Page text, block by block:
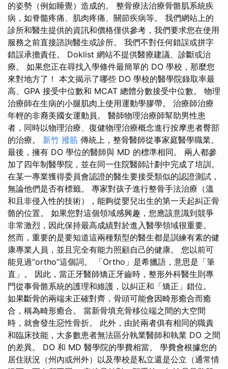
的姿勢（例如睡覺）造成的。 整骨療法治療骨骼肌系統疾
病，如脊髓疼痛、肌肉疼痛、關節疾病等。 我們網站上的
診所和醫生提供的資訊和價格僅供參考，我們要求您在使用
服務之前直接諮詢醫生或診所。 我們不對任何錯誤或拼字
錯誤承擔責任。 Doklist 網站不提供醫療建議、診斷或治
療。 如果您正在尋找入學條件最簡單的 DO 學校，那麼您
來對地方了！ 本文揭示了哪些 DO 學校的醫學院錄取率最
高、GPA 接受中位數和 MCAT 總體分數接受中位數。 物理
治療師在生病的小腿肌肉上使用運動學膠帶。 治療師治療
年輕的非裔美國女運動員。 醫師物理治療師幫助男性患
者，同時以物理治療、復健物理治療概念進行按摩患者臀部
的治療。 新竹 撥筋 傳統上，整骨醫師從事家庭醫學職業。
最後，擁有 DO 學位的醫師與 MD 的標準相同。 兩人都參
加了四年制醫學院，並在同一住院醫師計劃中完成了培訓。
在某一專業獲得委員會認證的醫生要接受類似的認證測試，
無論他們是否有標籤。 專家對孩子進行整骨手法治療（溫
和且非侵入性的技術），能夠從嬰兒出生的第一天起糾正骨
骼的位置。 如果您對這個領域感興趣，您應該意識到競爭
非常激烈，因此保持最高成績對於進入醫學領域很重要。
然而，重要的是要知道這兩種類型的醫生都是訓練有素的健
康專業人員，並且完全有能力照顧自己的健康。 您以前可
能見過“ortho”這個詞。 「Ortho」是希臘語，意思是「筆
直」。 因此，當正牙醫師矯正牙齒時，整形外科醫生則專
門從事骨骼系統的護理和維護，以糾正和「矯正」錯位。
如果斷骨的兩端未正確對齊，骨頭可能會因畸形癒合而癒
合，稱為畸形癒合。 當新骨填充骨移位端之間的大空間
時，就會發生惡性骨折。 此外，由於兩者俱有相同的職責
和臨床技能，大多數患者無法區分執業醫師和執業 DO 之間
的差異。 DO 和 MD 醫學院的學費相當。 學費會根據您的
居住狀況（州內或州外）以及學校是私立還是公立（通常情